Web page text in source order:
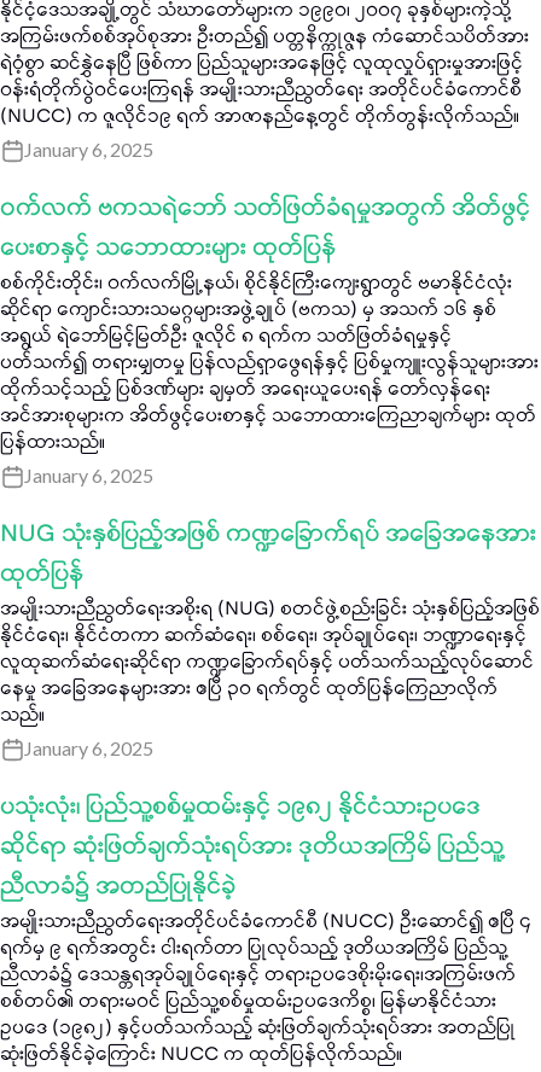
နိုင်ငံ့ဒေသအချို့တွင် သံဃာတော်များက ၁၉၉၀၊ ၂၀၀၇ ခုနှစ်များကဲ့သို့
အကြမ်းဖက်စစ်အုပ်စုအား ဦးတည်၍ ပတ္တနိက္ကုဇ္ဇန ကံဆောင်သပိတ်အား
ရဲဝံ့စွာ ဆင်နွှဲနေပြီ ဖြစ်ကာ ပြည်သူများအနေဖြင့် လူထုလှုပ်ရှားမှုအားဖြင့်
ဝန်းရံတိုက်ပွဲဝင်ပေးကြရန် အမျိုးသားညီညွတ်ရေး အတိုင်ပင်ခံကောင်စီ
(NUCC) က ဇူလိုင်၁၉ ရက် အာဇာနည်နေ့တွင် တိုက်တွန်းလိုက်သည်။
January 6, 2025
ဝက်လက် ဗကသရဲဘော် သတ်ဖြတ်ခံရမှုအတွက် အိတ်ဖွင့်
ပေးစာနှင့် သဘောထားများ ထုတ်ပြန်
စစ်ကိုင်းတိုင်း၊ ဝက်လက်မြို့နယ်၊ စိုင်နိုင်ကြီးကျေးရွာတွင် ဗမာနိုင်ငံလုံး
ဆိုင်ရာ ကျောင်းသားသမဂ္ဂများအဖွဲ့ချုပ် (ဗကသ) မှ အသက် ၁၆ နှစ်
အရွယ် ရဲဘော်မြင့်မြတ်ဦး ဇူလိုင် ၈ ရက်က သတ်ဖြတ်ခံရမှုနှင့်
ပတ်သက်၍ တရားမျှတမှု ပြန်လည်ရှာဖွေရန်နှင့် ပြစ်မှုကျူးလွန်သူများအား
ထိုက်သင့်သည့် ပြစ်ဒဏ်များ ချမှတ် အရေးယူပေးရန် တော်လှန်ရေး
အင်အားစုများက အိတ်ဖွင့်ပေးစာနှင့် သဘောထားကြေညာချက်များ ထုတ်
ပြန်ထားသည်။
January 6, 2025
NUG သုံးနှစ်ပြည့်အဖြစ် ကဏ္ဍခြောက်ရပ် အခြေအနေအား
ထုတ်ပြန်
အမျိုးသားညီညွတ်ရေးအစိုးရ (NUG) စတင်ဖွဲ့စည်းခြင်း သုံးနှစ်ပြည့်အဖြစ်
နိုင်ငံရေး၊ နိုင်ငံတကာ ဆက်ဆံရေး၊ စစ်ရေး၊ အုပ်ချုပ်ရေး၊ ဘဏ္ဍာရေးနှင့်
လူထုဆက်ဆံရေးဆိုင်ရာ ကဏ္ဍခြောက်ရပ်နှင့် ပတ်သက်သည့်လုပ်ဆောင်
နေမှု အခြေအနေများအား ဧပြီ ၃၀ ရက်တွင် ထုတ်ပြန်ကြေညာလိုက်
သည်။
January 6, 2025
ပသုံးလုံး၊ ပြည်သူ့စစ်မှုထမ်းနှင့် ၁၉၈၂ နိုင်ငံသားဥပဒေ
ဆိုင်ရာ ဆုံးဖြတ်ချက်သုံးရပ်အား ဒုတိယအကြိမ် ပြည်သူ့
ညီလာခံ၌ အတည်ပြုနိုင်ခဲ့
အမျိုးသားညီညွတ်ရေးအတိုင်ပင်ခံကောင်စီ (NUCC) ဦးဆောင်၍ ဧပြီ ၄
ရက်မှ ၉ ရက်အတွင်း ငါးရက်တာ ပြုလုပ်သည့် ဒုတိယအကြိမ် ပြည်သူ့
ညီလာခံ၌ ဒေသန္တရအုပ်ချုပ်ရေးနှင့် တရားဥပဒေစိုးမိုးရေး၊အကြမ်းဖက်
စစ်တပ်၏ တရားမဝင် ပြည်သူ့စစ်မှုထမ်းဥပဒေကိစ္စ၊ မြန်မာနိုင်ငံသား
ဥပဒေ (၁၉၈၂) နှင့်ပတ်သက်သည့် ဆုံးဖြတ်ချက်သုံးရပ်အား အတည်ပြု
ဆုံးဖြတ်နိုင်ခဲ့ကြောင်း NUCC က ထုတ်ပြန်လိုက်သည်။